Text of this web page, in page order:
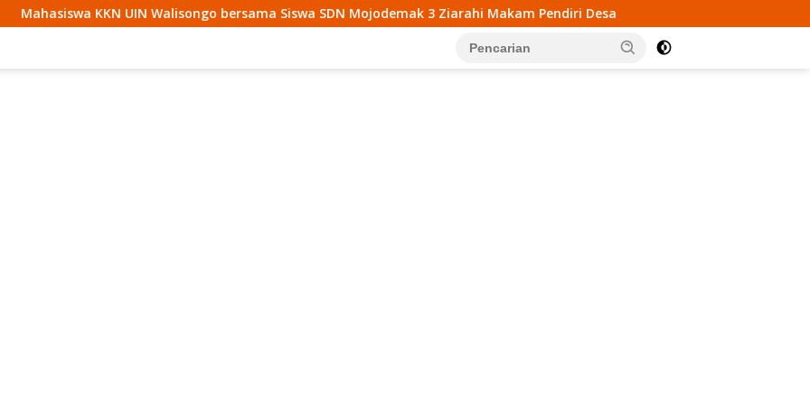
Walisongo bersama Siswa SDN Mojodemak 3 Ziarahi Makam Pendiri Desa Mahasiswa KKN UIN Walisongo Gelar